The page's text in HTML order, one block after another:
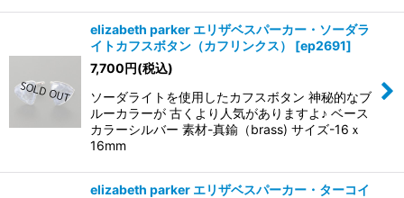
elizabeth parker エリザベスパーカー・ソーダラ
イトカフスボタン（カフリンクス）
[ep2691]
7,700円(税込)
ソーダライトを使用したカフスボタン 神秘的なブ
ルーカラーが 古くより人気がありますよ♪ ベース
カラーシルバー 素材-真鍮（brass) サイズ-16ｘ
16mm
elizabeth parker エリザベスパーカー・ターコイ